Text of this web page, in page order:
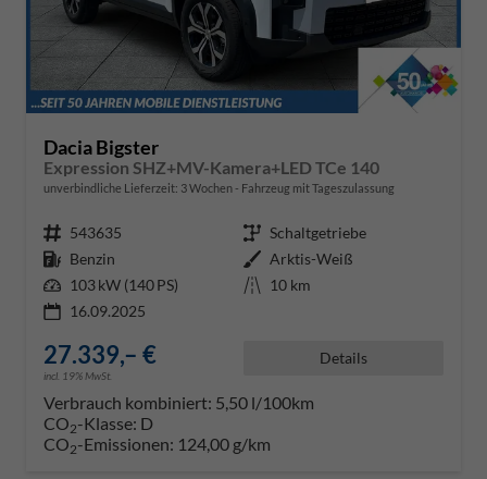
Dacia Bigster
Expression SHZ+MV-Kamera+LED TCe 140
unverbindliche Lieferzeit: 3 Wochen Fahrzeug mit Tageszulassung
Fahrzeugnr. 543635 Getriebe Schaltgetriebe
Kraftstoff Benzin Außenfarbe Arktis-Weiß
Leistung 103 kW (140 PS) Kilometerstand 10 km
16.09.2025
27.339,– €
incl. 19% MwSt.
Details
Verbrauch kombiniert: 5,50 l/100km
CO2-Klasse: D
CO2-Emissionen: 124,00 g/km